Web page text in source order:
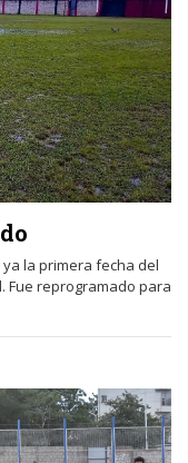
la primera fecha del
Fue reprogramado para